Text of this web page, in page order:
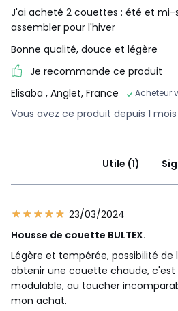
J'ai acheté 2 couettes : été et mi-
assembler pour l'hiver
Bonne qualité, douce et légère
Je recommande ce produit
Elisaba , Anglet, France Acheteur
Vous avez ce produit depuis 1 mois
Utile (1)
23/03/2024
Housse de couette BULTEX.
Légère et tempérée, possibilité
obtenir une couette chaude,
modulable, au toucher
mon achat.